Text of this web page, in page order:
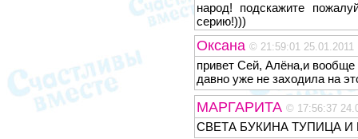
народ! подскажите
серию!)))
Оксана © 21:59:01 25.01.2011
привет Сей, Алёна,и
давно уже не заходила на
МАРГАРИТА © 17:56:37
СВЕТА БУКИНА ТУПИЦА